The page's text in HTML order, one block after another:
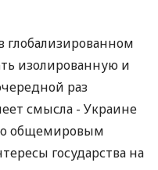
глобализированном
изолированную и
раз
смысла - Украине
общемировым
государства на